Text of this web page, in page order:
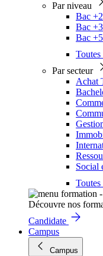
Par niveau
Bac +2
Bac +3
Bac +5
Par secteur
Achat
Social
Découvre nos
Candidate
Campus
Campus